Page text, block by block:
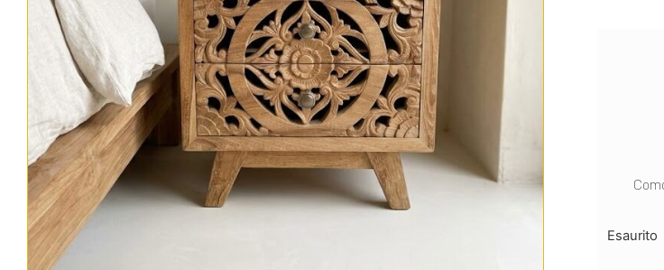
Esaurito